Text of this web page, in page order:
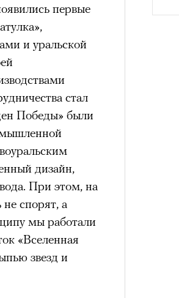
первые
и уральской
стал
Победы» были
дизайн,
При этом, на
спорят, а
мы работали
«Вселенная
звезд и
подросток под
в себя,
на внешний
Эль
вида на
стран.
сны, в которых
фильма его
(«Только вы
понял,